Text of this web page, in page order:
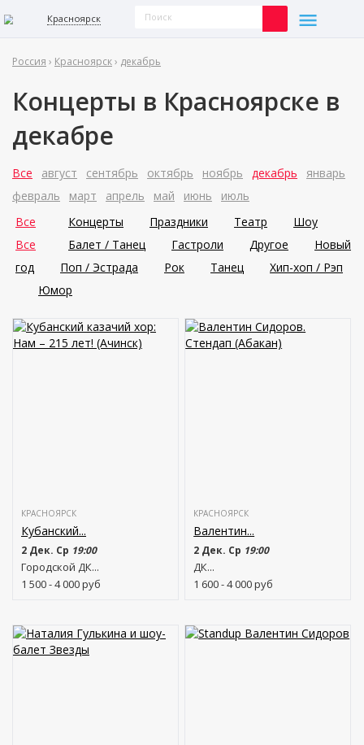
Красноярск
Россия › Красноярск› декабрь
Концерты в Красноярске в
декабре
Все август сентябрь октябрь ноябрь декабрь
январь
февраль
март апрель май июнь
июль
Все
Концерты Праздники Театр
Шоу
Все
Балет / Танец Гастроли Другое
Новый
год
Поп / Эстрада Рок Танец
Хип-хоп / Рэп
Юмор
КРАСНОЯРСК
Кубанский...
2 Дек. Ср 19:00
Городской ДК...
1 500 - 4 000руб
КРАСНОЯРСК
Валентин...
2 Дек. Ср 19:00
ДК...
1 600 - 4 000руб